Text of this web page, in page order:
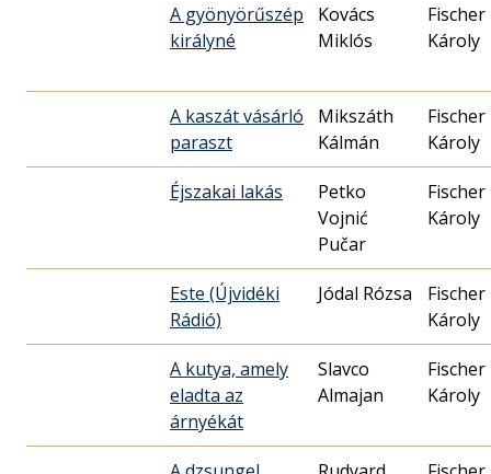
A gyönyörűszép
királyné
Kovács
Miklós
Fischer
Károly
A kaszát vásárló
paraszt
Mikszáth
Kálmán
Fischer
Károly
Éjszakai lakás
Petko
Vojnić
Pučar
Fischer
Károly
Este (Újvidéki
Rádió)
Jódal Rózsa
Fischer
Károly
A kutya, amely
eladta az
árnyékát
Slavco
Almajan
Fischer
Károly